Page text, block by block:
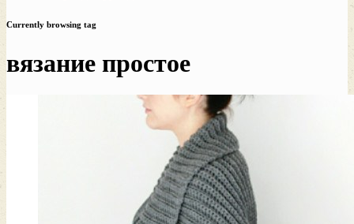
Currently browsing tag
вязание простое